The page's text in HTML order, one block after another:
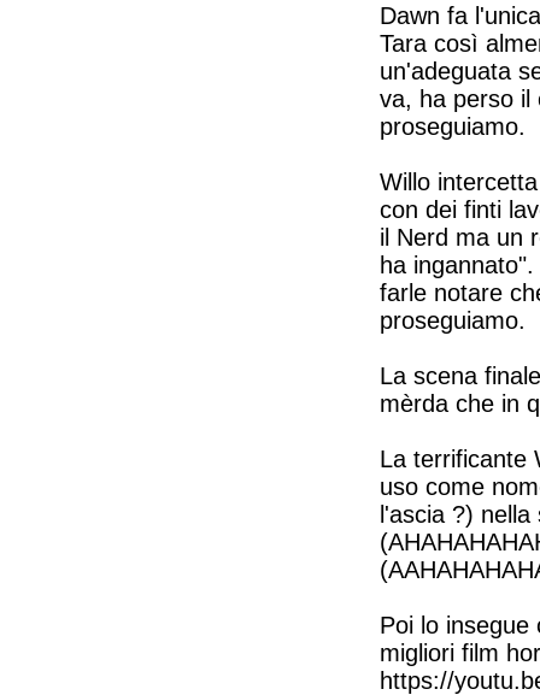
Dawn fa
Tara così
un'adeguata
va, ha perso il
proseguiamo.
Willo
con dei finti
il Nerd ma un
ha
farle notare
proseguiamo.
La scena
mèrda che in
La terrificante
uso come
l'ascia ?)
Poi lo insegue
migliori film
https://